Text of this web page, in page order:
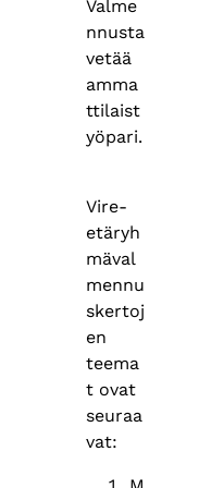
Valme
nnusta
vetää
amma
ttilaist
yöpari.
Vire-
etäryh
mäval
mennu
skertoj
en
teema
t ovat
seuraa
vat: